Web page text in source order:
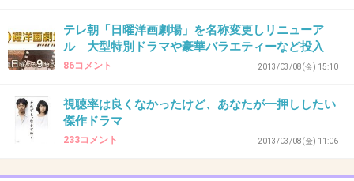
2013/02/11(月) 12:51:53
今さら「おしん」の劇場版って。誰が勘違いし
+19 -0
34. 匿名2013/02/11(月) 12:52:15
テレ朝「日曜洋画劇場」を名称変更しリニューア
ル 大型特別ドラマや豪華バラエティーなど投入
86コメント 2013/03/08(金) 15:10
視聴率は良くなかったけど、あなたが一押ししたい
傑作ドラマ
233コメント 2013/03/08(金) 11:06